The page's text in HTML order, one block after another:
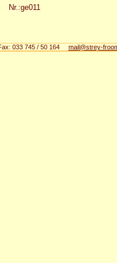
Nr.:ge011
033 745 / 50 164 mail@strey-